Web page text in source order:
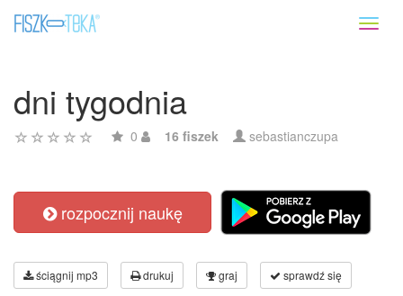
dni tygodnia
0 16 fiszek sebastianczupa
rozpocznij naukę
ściągnij mp3 drukuj graj sprawdź się